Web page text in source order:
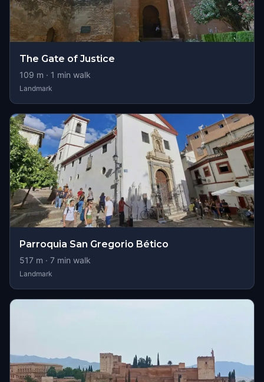
The Gate of Justice
109 m · 1 min walk
Landmark
Parroquia San Gregorio Bético
517 m · 7 min walk
Landmark